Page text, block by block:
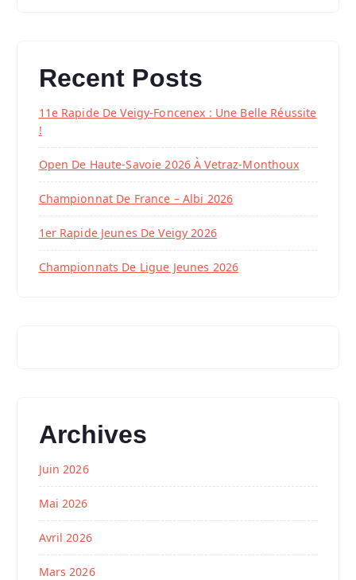
Recent Posts
11e Rapide De Veigy-Foncenex : Une Belle Réussite
!
Open De Haute-Savoie 2026 À Vetraz-Monthoux
Championnat De France – Albi 2026
1er Rapide Jeunes De Veigy 2026
Championnats De Ligue Jeunes 2026
Archives
Juin 2026
Mai 2026
Avril 2026
Mars 2026